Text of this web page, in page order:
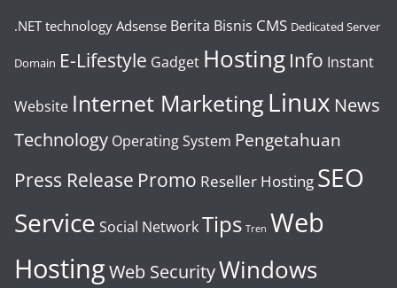
.NET technology Adsense Berita Bisnis CMS Dedicated Server
Domain E-Lifestyle Gadget Hosting Info Instant
Website Internet Marketing Linux News
Technology Operating System Pengetahuan
Press Release Promo Reseller Hosting SEO
Service Social NetworkTips Tren Web
HostingWeb SecurityWindows